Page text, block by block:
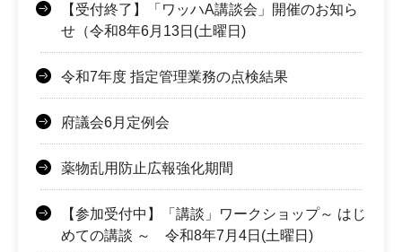
【受付終了】「ワッハA講談会」開催のお知ら
せ（令和8年6月13日(土曜日)
令和7年度 指定管理業務の点検結果
府議会6月定例会
薬物乱用防止広報強化期間
【参加受付中】「講談」ワークショップ～ はじ
めての講談 ～ 令和8年7月4日(土曜日)